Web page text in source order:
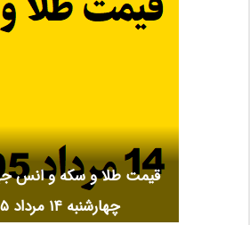
قیمت طلا و سکه و انس
چهارشنبه ۱۴ مرداد ۱۴۰۵